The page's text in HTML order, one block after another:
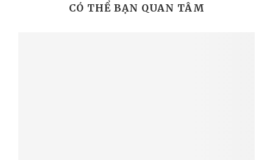
CÓ THỂ BẠN QUAN TÂM